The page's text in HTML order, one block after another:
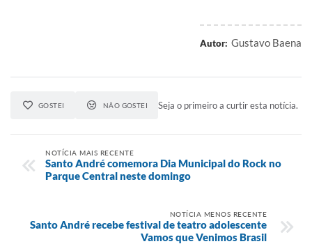
Autor: Gustavo Baena
GOSTEI NÃO GOSTEI Seja o primeiro a curtir esta notícia.
NOTÍCIA MAIS RECENTE
Santo André comemora Dia Municipal do Rock no
Parque Central neste domingo
NOTÍCIA MENOS RECENTE
Santo André recebe festival de teatro adolescente
Vamos que Venimos Brasil